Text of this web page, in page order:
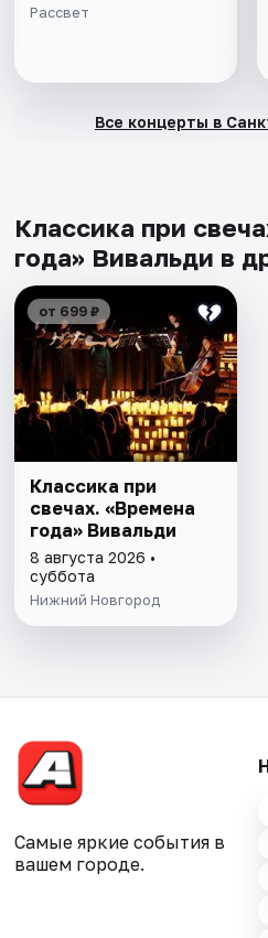
Рассвет
Все концерты в
Классика при
года» Вивальди в
от 699 ₽
Классика при
свечах. «Времена
года» Вивальди
8 августа 2026 •
суббота
Нижний Новгород
Самые яркие события в
вашем городе.